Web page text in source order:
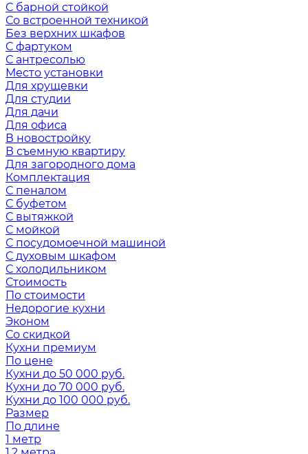
С барной стойкой
Со встроенной техникой
Без верхних шкафов
С фартуком
С антресолью
Место установки
Для хрущевки
Для студии
Для дачи
Для офиса
В новостройку
В съемную квартиру
Для загородного дома
Комплектация
С пеналом
С буфетом
С вытяжкой
С мойкой
С посудомоечной машиной
С духовым шкафом
С холодильником
Стоимость
По стоимости
Недорогие кухни
Эконом
Со скидкой
Кухни премиум
По цене
Кухни до 50 000 руб.
Кухни до 70 000 руб.
Кухни до 100 000 руб.
Размер
По длине
1 метр